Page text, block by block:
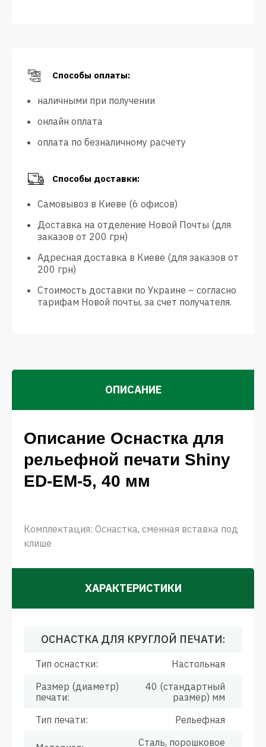
Способы оплаты:
наличными при получении
онлайн оплата
оплата по безналичному расчету
Способы доставки:
Самовывоз в Киеве (6 офисов)
Доставка на отделение Новой Почты (для
заказов от 200 грн)
Адресная доставка в Киеве (для заказов от
200 грн)
Стоимость доставки по Украине – согласно
тарифам Новой почты, за счет получателя.
ОПИСАНИЕ
Описание Оснастка для
рельефной печати Shiny
ED-EM-5, 40 мм
Комплектация: Оснастка, сменная вставка под
клише
ХАРАКТЕРИСТИКИ
ОСНАСТКА ДЛЯ КРУГЛОЙ ПЕЧАТИ:
Тип оснастки:
Настольная
Размер (диаметр)
печати:
40 (стандартный
размер) мм
Тип печати:
Рельефная
Сталь, порошковое